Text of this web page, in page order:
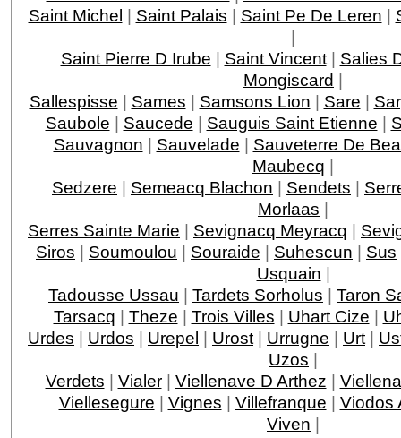
Saint Michel | Saint Palais | Saint Pe De Leren |
|
Saint Pierre D Irube | Saint Vincent| Salies
Mongiscard |
Sallespisse | Sames | Samsons Lion | Sare |
Saubole | Saucede | Sauguis Saint Etienne |
Sauvagnon | Sauvelade | Sauveterre De
Maubecq |
Sedzere | Semeacq Blachon | Sendets |
Morlaas |
Serres Sainte Marie | Sevignacq Meyracq |
Siros | Soumoulou | Souraide | Suhescun | Sus
Usquain |
Tadousse Ussau | Tardets Sorholus | Taron
Tarsacq | Theze | Trois Villes | Uhart Cize |
Urdes | Urdos | Urepel | Urost | Urrugne | Urt |
Uzos |
Verdets | Vialer| Viellenave D Arthez |
Viellesegure | Vignes | Villefranque | Viodos
Viven |